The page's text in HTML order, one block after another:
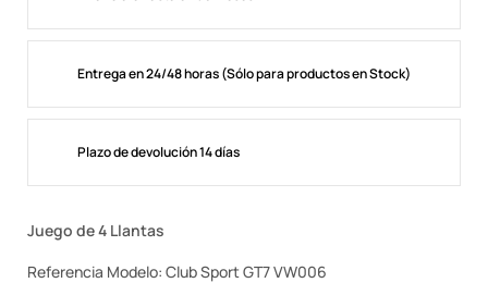
Entrega en 24/48 horas (Sólo para productos en Stock)
Plazo de devolución 14 días
Juego de 4 Llantas
Referencia Modelo: Club Sport GT7 VW006